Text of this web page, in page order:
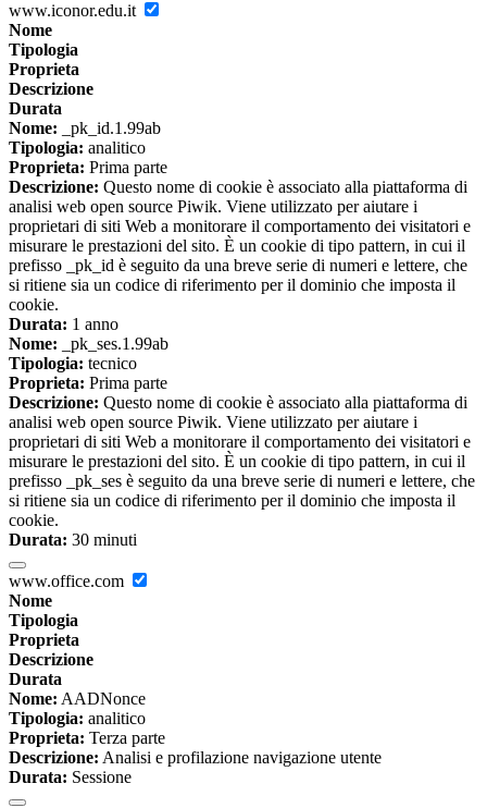
www.iconor.edu.it
Nome
Tipologia
Proprieta
Descrizione
Durata
Nome: _pk_id.1.99ab
Tipologia: analitico
Proprieta: Prima parte
Descrizione: Questo nome di cookie è associato alla piattaforma di
analisi web open source Piwik. Viene utilizzato per aiutare i
proprietari di siti Web a monitorare il comportamento dei visitatori e
misurare le prestazioni del sito. È un cookie di tipo pattern, in cui il
prefisso _pk_id è seguito da una breve serie di numeri e lettere, che
si ritiene sia un codice di riferimento per il dominio che imposta il
cookie.
Durata: 1 anno
Nome: _pk_ses.1.99ab
Tipologia: tecnico
Proprieta: Prima parte
Descrizione: Questo nome di cookie è associato alla piattaforma di
analisi web open source Piwik. Viene utilizzato per aiutare i
proprietari di siti Web a monitorare il comportamento dei visitatori e
misurare le prestazioni del sito. È un cookie di tipo pattern, in cui il
prefisso _pk_ses è seguito da una breve serie di numeri e lettere, che
si ritiene sia un codice di riferimento per il dominio che imposta il
cookie.
Durata: 30 minuti
www.office.com
Nome
Tipologia
Proprieta
Descrizione
Durata
Nome: AADNonce
Tipologia: analitico
Proprieta: Terza parte
Descrizione: Analisi e profilazione navigazione utente
Durata: Sessione